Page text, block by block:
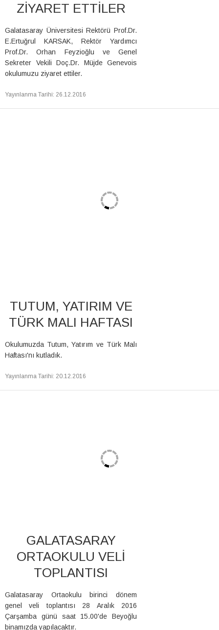
ZİYARET ETTİLER
Galatasaray Üniversitesi Rektörü Prof.Dr.
E.Ertuğrul KARSAK, Rektör Yardımcı
Prof.Dr. Orhan Feyzioğlu ve Genel
Sekreter Vekili Doç.Dr. Müjde Genevois
okulumuzu ziyaret ettiler.
Yayınlanma Tarihi: 26.12.2016
TUTUM, YATIRIM VE
TÜRK MALI HAFTASI
Okulumuzda Tutum, Yatırım ve Türk Malı
Haftası'nı kutladık.
Yayınlanma Tarihi: 20.12.2016
GALATASARAY
ORTAOKULU VELİ
TOPLANTISI
Galatasaray Ortaokulu birinci dönem
genel veli toplantısı 28 Aralık 2016
Çarşamba günü saat 15.00'de Beyoğlu
binamızda yapılacaktır.